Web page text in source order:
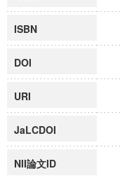
ISBN
DOI
URI
JaLCDOI
NII論文ID